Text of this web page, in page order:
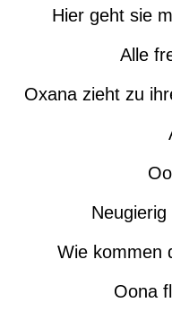
Hier geht sie
Alle
Oxana zieht zu
Wie kommen
Oona